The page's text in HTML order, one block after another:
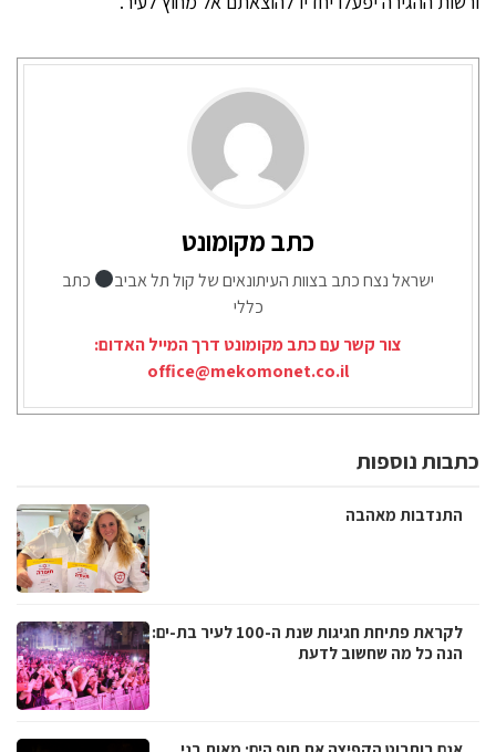
כתב מקומונט
ישראל נצח כתב בצוות העיתונאים של קול תל אביב
כתב
כללי
צור קשר עם כתב מקומונט דרך המייל האדום:
office@mekomonet.co.il
כתבות נוספות
התנדבות מאהבה
לקראת פתיחת חגיגות שנת ה-100 לעיר בת-ים:
הנה כל מה שחשוב לדעת